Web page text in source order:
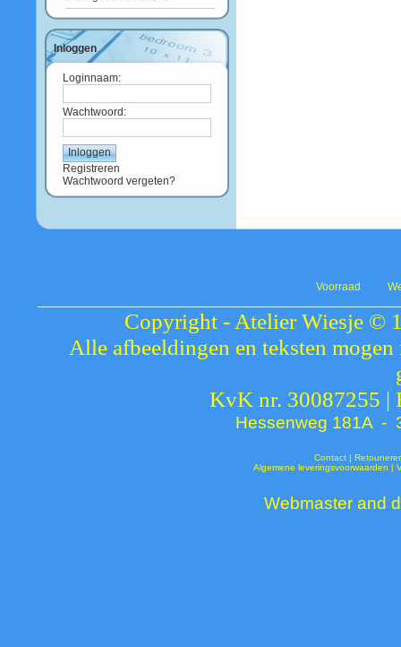
Inloggen
Loginnaam:
Wachtwoord:
Registreren
Wachtwoord vergeten?
Voorraad
Copyright - Atelier Wiesje ©
Alle afbeeldingen en teksten
KvK nr. 30087255 |
Hessenweg 181A -
Contact|
Algemene leveringsvoorwaarden |
Webmaster and